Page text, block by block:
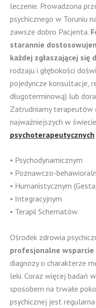
leczenie. Prowadzona
psychicznego w Toruniu
zawsze dobro Pacjenta.
starannie
każdej zgłaszającej się
rodzaju i głębokości
pojedyncze konsultacje,
długoterminową) lub
Zatrudniamy terapeutów
najważniejszych w
psychoterapeutycznych
• Psychodynamicznym
• Poznawczo-
• Humanistycznym
• Integracyjnym
• Terapii Schematów
Ośrodek zdrowia
profesjonalne
diagnozy o charakterze
leki. Coraz więcej badań
sposobem na trwałe
psychicznej jest